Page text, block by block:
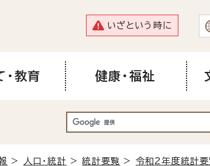
いざという時に
・教育 健康・福祉
> 人口・統計 >統計要覧 > 令和2年度統計要